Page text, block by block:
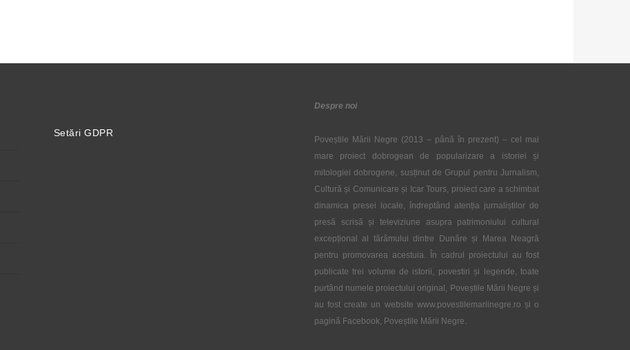
Setări GDPR
Despre noi
Poveștile Mării Negre (2013 – până în prezent) – cel mai
mare proiect dobrogean de popularizare a istoriei și
mitologiei dobrogene, susținut de Grupul pentru Jurnalism,
Cultură și Comunicare și Icar Tours, proiect care a schimbat
dinamica presei locale, îndreptând atenția jurnaliștilor de
presă scrisă și televiziune asupra patrimoniului cultural
excepțional al tărâmului dintre Dunăre și Marea Neagră
pentru promovarea acestuia. În cadrul proiectului au fost
publicate trei volume de istorii, povestiri și legende, toate
purtând numele proiectului original, Poveștile Mării Negre și
au fost create un website www.povestilemariinegre.ro și o
pagină Facebook, Poveștile Mării Negre.